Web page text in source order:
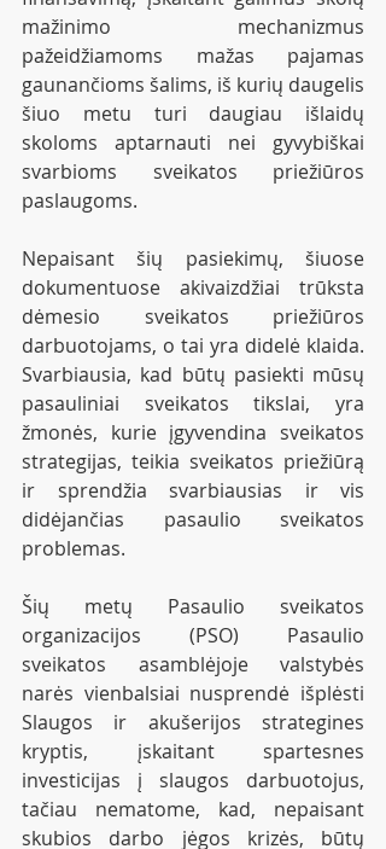
mažinimo mechanizmus
pažeidžiamoms mažas pajamas
gaunančioms šalims, iš kurių daugelis
šiuo metu turi daugiau išlaidų
skoloms aptarnauti nei gyvybiškai
svarbioms sveikatos priežiūros
paslaugoms.
Nepaisant šių pasiekimų, šiuose
dokumentuose akivaizdžiai trūksta
dėmesio sveikatos priežiūros
darbuotojams, o tai yra didelė klaida.
Svarbiausia, kad būtų pasiekti mūsų
pasauliniai sveikatos tikslai, yra
žmonės, kurie įgyvendina sveikatos
strategijas, teikia sveikatos priežiūrą
ir sprendžia svarbiausias ir vis
didėjančias pasaulio sveikatos
problemas.
Šių metų Pasaulio sveikatos
organizacijos (PSO) Pasaulio
sveikatos asamblėjoje valstybės
narės vienbalsiai nusprendė išplėsti
Slaugos ir akušerijos strategines
kryptis, įskaitant spartesnes
investicijas į slaugos darbuotojus,
tačiau nematome, kad, nepaisant
skubios darbo jėgos krizės, būtų